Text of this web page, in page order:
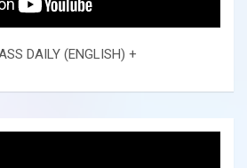
DAILY (ENGLISH) +